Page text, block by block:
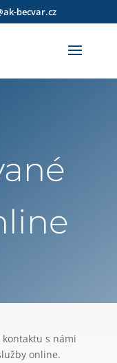
becvar.cz
s námi
online.